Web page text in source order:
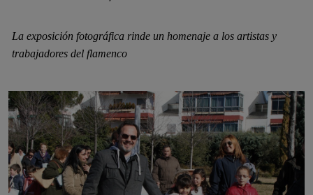
La exposición fotográfica rinde un homenaje a los artistas y
trabajadores del flamenco